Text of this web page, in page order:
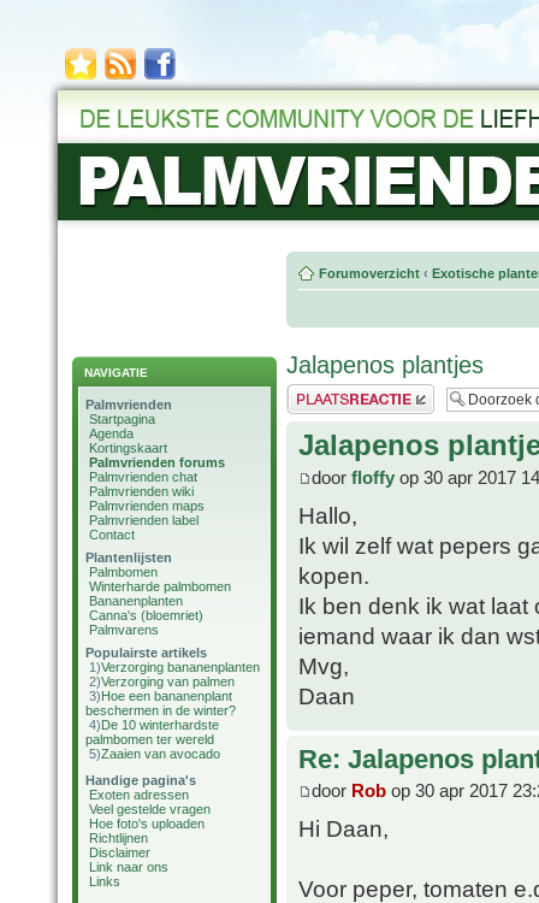
NAVIGATIE
Palmvrienden
Startpagina
Agenda
Kortingskaart
Palmvrienden forums
Palmvrienden chat
Palmvrienden wiki
Palmvrienden maps
Palmvrienden label
Contact
Plantenlijsten
Palmbomen
Winterharde palmbomen
Bananenplanten
Canna's (bloemriet)
Palmvarens
Populairste artikels
1)Verzorging bananenplanten
2)Verzorging van palmen
3)Hoe een bananenplant
beschermen in de winter?
4)De 10 winterhardste
palmbomen ter wereld
5)Zaaien van avocado
Handige pagina's
Exoten adressen
Veel gestelde vragen
Hoe foto's uploaden
Richtlijnen
Disclaimer
Link naar ons
Links
Forumoverzicht ‹ Exotische
Jalapenos plantjes
Plaats een reactie
Jalapenos
door floffy op 30 apr 2017
Hallo,
Ik wil zelf wat pepers
kopen.
Ik ben denk ik wat laat
iemand waar ik dan
Mvg,
Daan
Re: Jalapenos
door Rob op 30 apr 2017
Hi Daan,
Voor peper, tomaten